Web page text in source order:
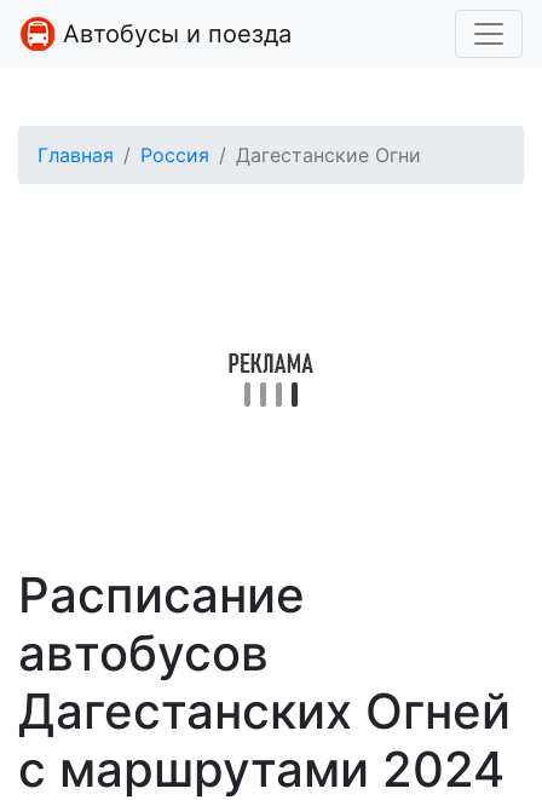
Автобусы и поезда
Главная Россия Дагестанские Огни
Расписание
автобусов
Дагестанских Огней
с маршрутами 2024